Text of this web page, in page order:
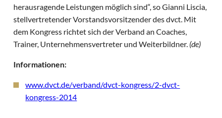
herausragende Leistungen möglich sind“, so Gianni Liscia,
stellvertretender Vorstandsvorsitzender des dvct. Mit
dem Kongress richtet sich der Verband an Coaches,
Trainer, Unternehmensvertreter und Weiterbildner. (de)
Informationen:
www.dvct.de/verband/dvct-kongress/2-dvct-
kongress-2014